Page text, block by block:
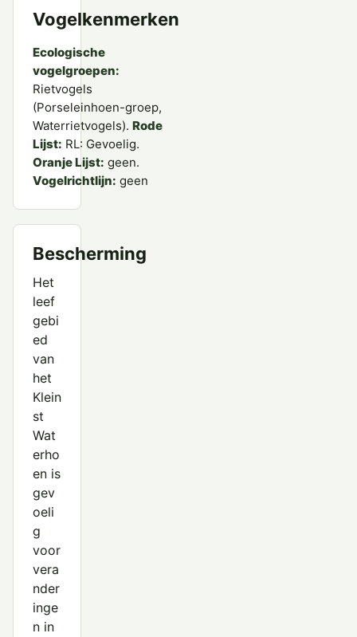
Vogelkenmerken
Ecologische
vogelgroepen:
Rietvogels
(Porseleinhoen-groep,
Waterrietvogels). Rode
Lijst: RL: Gevoelig.
Oranje Lijst: geen.
Vogelrichtlijn: geen
Bescherming
Het
leef
gebi
ed
van
het
Klein
st
Wat
erho
en is
gev
oeli
g
voor
vera
nder
inge
n in